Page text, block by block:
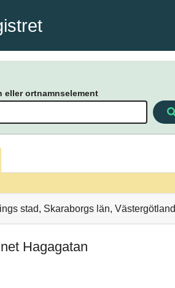
eller ortnamnselement
stad, Skaraborgs län, Västergötland
Hagagatan